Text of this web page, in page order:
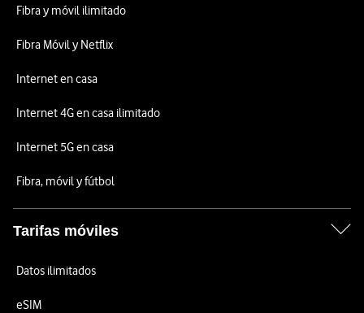
Fibra y móvil ilimitado
Fibra Móvil y Netflix
Internet en casa
Internet 4G en casa ilimitado
Internet 5G en casa
Fibra, móvil y fútbol
Tarifas móviles
Datos ilimitados
eSIM